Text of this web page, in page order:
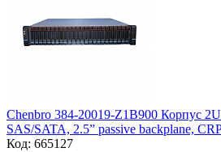
Chenbro 384-20019-Z1B900 Корпус
SAS/SATA, 2.5” passive backplane,
Код: 665127